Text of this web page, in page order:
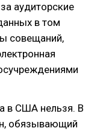
аудиторские
в том
совещаний,
в США нельзя. В
обязывающий